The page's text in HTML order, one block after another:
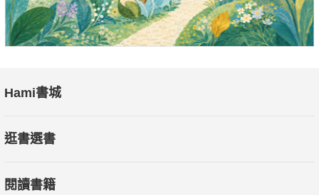
Hami書城
逛書選書
閱讀書籍